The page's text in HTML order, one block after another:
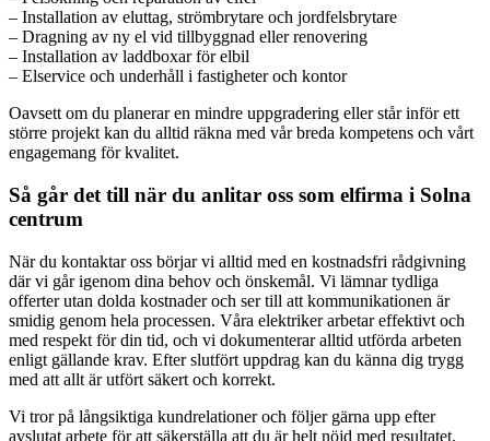
– Installation av eluttag, strömbrytare och jordfelsbrytare
– Dragning av ny el vid tillbyggnad eller renovering
– Installation av laddboxar för elbil
– Elservice och underhåll i fastigheter och kontor
Oavsett om du planerar en mindre uppgradering eller står inför ett
större projekt kan du alltid räkna med vår breda kompetens och vårt
engagemang för kvalitet.
Så går det till när du anlitar oss som elfirma i Solna
centrum
När du kontaktar oss börjar vi alltid med en kostnadsfri rådgivning
där vi går igenom dina behov och önskemål. Vi lämnar tydliga
offerter utan dolda kostnader och ser till att kommunikationen är
smidig genom hela processen. Våra elektriker arbetar effektivt och
med respekt för din tid, och vi dokumenterar alltid utförda arbeten
enligt gällande krav. Efter slutfört uppdrag kan du känna dig trygg
med att allt är utfört säkert och korrekt.
Vi tror på långsiktiga kundrelationer och följer gärna upp efter
avslutat arbete för att säkerställa att du är helt nöjd med resultatet.